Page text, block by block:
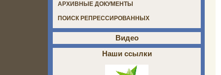
АРХИВНЫЕ ДОКУМЕНТЫ
ПОИСК РЕПРЕССИРОВАННЫХ
Видео
Наши ссылки